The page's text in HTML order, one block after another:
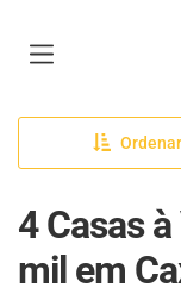
Ordenar
4 Casas
mil em